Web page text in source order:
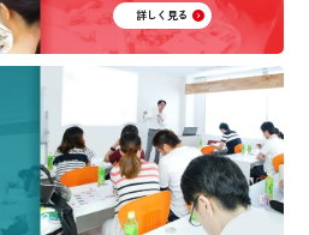
詳しく見る